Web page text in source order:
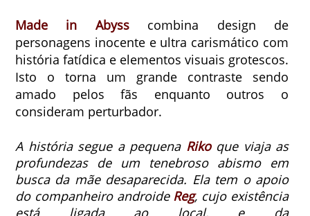
Made in Abysscombina design de
personagens inocente e ultra carismático com
história fatídica e elementos visuais grotescos.
Isto o torna um grande contraste sendo
amado pelos fãs enquanto outros o
consideram perturbador.
A história segue a pequena Rikoque viaja as
profundezas de um tenebroso abismo em
busca da mãe desaparecida. Ela tem o apoio
do companheiro androide Reg, cujo existência
está ligada ao local, e da